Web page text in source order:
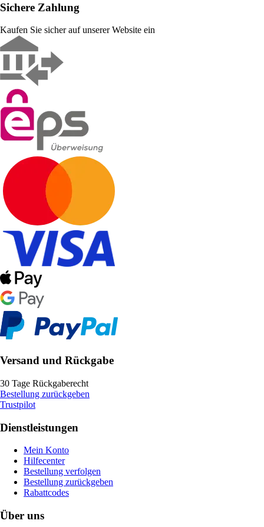
Sichere Zahlung
Kaufen Sie sicher auf unserer Website ein
Versand und Rückgabe
30 Tage Rückgaberecht
Bestellung zurückgeben
Trustpilot
Dienstleistungen
Mein Konto
Hilfecenter
Bestellung verfolgen
Bestellung zurückgeben
Rabattcodes
Über uns